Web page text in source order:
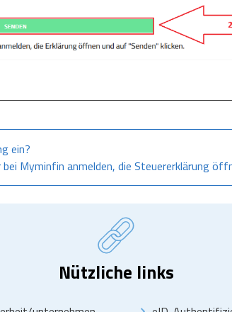
ein?
Myminfin anmelden, die Steuererklärung
Nützliche links